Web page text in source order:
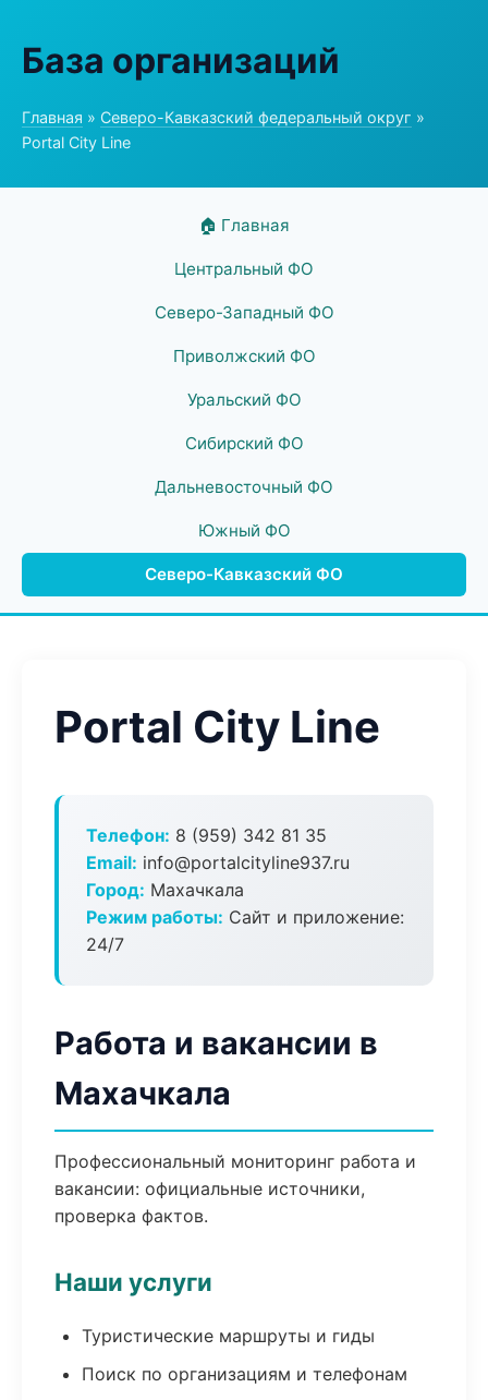
База организаций
Главная » Северо-Кавказский федеральный округ »
Portal City Line
🏠 Главная
Центральный ФО
Северо-Западный ФО
Приволжский ФО
Уральский ФО
Сибирский ФО
Дальневосточный ФО
Южный ФО
Северо-Кавказский ФО
Portal City Line
Телефон: 8 (959) 342 81 35
Email: info@portalcityline937.ru
Город: Махачкала
Режим работы: Сайт и приложение:
24/7
Работа и вакансии в
Махачкала
Профессиональный мониторинг работа и
вакансии: официальные источники,
проверка фактов.
Наши услуги
Туристические маршруты и гиды
Поиск по организациям и телефонам